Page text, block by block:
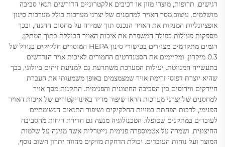
רגישים, תרופות, מוצרי מזון או רכיבים אלקטרוניים הדורשים תנאי סביבה
מושלמים. עיצוב מסך האויר למחסנים של יצרני מערכות כולל מערכות סינון
אופציונליות המנקות את האויר הנכנס תוך שמירה על מחסום ההגנה, ובכך
מספקות פעילות כפולה המשפרת את איכות האויר הכוללת בתוך המתקן.
דגמים מתקדמים מצוידים בכישורי סינון HEPA המוסרים חלקיקים בגודל של
0.3 מיקרון, ומקיימים את הסטנדרטים החמורים לאיכות אויר הנדרשים
בתעשייה המנווטת. יעילות המערכת משתרעת גם למניעת זיהום ביולוגי, בכך
שהיא יוצרת דפוסי זרימת אויר שמצמצמים באופן משמעותי את העברת
חיידקים ווירוסים בין הסביבה החיצונית והפנימית. התקנות מסך אויר
למחסנים של יצרני מערכות הראו שיפור מדיד באינדיקטורים של איכות האויר
הפנימי, לרבות הפחתת כמויות החלקיקים ושיפור התנאים הנשימתיים
לעובדים במתקנים שטופלו. הטכנולוגיה מנעה גם חדירת ריחות מהסביבה
החיצונית, ושמרה על אטמוספרה פנימית נייטרלית אשר מגינה על שלמות
המוצר ועל נוחות העובדים. יכולת הדחקת מזיקים מהווה יתרון חשוב נוסף,